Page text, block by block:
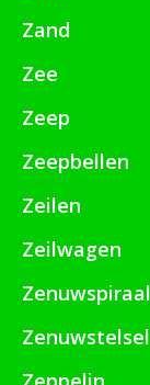
Zand
Zee
Zeep
Zeepbellen
Zeilen
Zeilwagen
Zenuwspiraal
Zenuwstelsel